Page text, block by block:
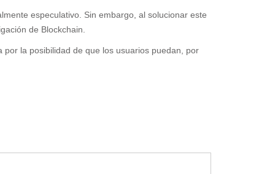
especulativo. Sin embargo, al solucionar este
de Blockchain.
por la posibilidad de que los usuarios puedan, por